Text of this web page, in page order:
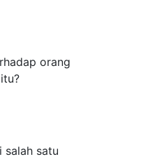
orang
salah satu